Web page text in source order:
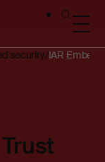
security IAR